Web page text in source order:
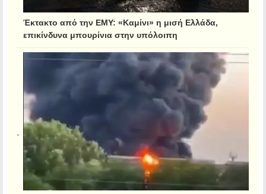
Έκτακτο από την ΕΜΥ: «Καμίνι» η μισή Ελλάδα,
επικίνδυνα μπουρίνια στην υπόλοιπη